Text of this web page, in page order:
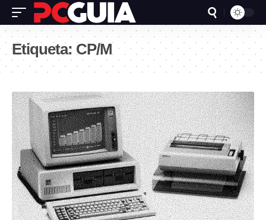
Etiqueta: CP/M